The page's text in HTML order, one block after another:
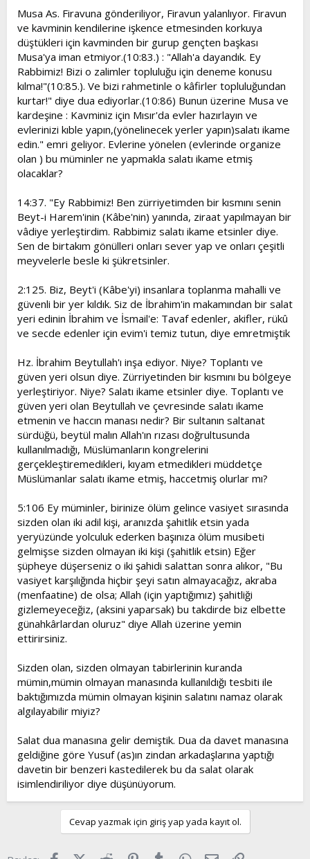
Musa As. Firavuna gönderiliyor, Firavun yalanlıyor. Firavun
ve kavminin kendilerine işkence etmesinden korkuya
düştükleri için kavminden bir gurup gençten başkası
Musa'ya iman etmiyor.(10:83.) : "Allah'a dayandık. Ey
Rabbimiz! Bizi o zalimler topluluğu için deneme konusu
kılma!"(10:85.). Ve bizi rahmetinle o kâfirler topluluğundan
kurtar!" diye dua ediyorlar.(10:86) Bunun üzerine Musa ve
kardeşine : Kavminiz için Mısır'da evler hazırlayın ve
evlerinizi kıble yapın,(yönelinecek yerler yapın)salatı ikame
edin." emri geliyor. Evlerine yönelen (evlerinde organize
olan ) bu müminler ne yapmakla salatı ikame etmiş
olacaklar?
14:37. "Ey Rabbimiz! Ben zürriyetimden bir kısmını senin
Beyt-i Harem'inin (Kâbe'nin) yanında, ziraat yapılmayan bir
vâdiye yerleştirdim. Rabbimiz salatı ikame etsinler diye.
Sen de birtakım gönülleri onları sever yap ve onları çeşitli
meyvelerle besle ki şükretsinler.
2:125. Biz, Beyt'i (Kâbe'yi) insanlara toplanma mahalli ve
güvenli bir yer kıldık. Siz de İbrahim'in makamından bir salat
yeri edinin İbrahim ve İsmail'e: Tavaf edenler, akifler, rükû
ve secde edenler için evim'i temiz tutun, diye emretmiştik
Hz. İbrahim Beytullah'ı inşa ediyor. Niye? Toplantı ve
güven yeri olsun diye. Zürriyetinden bir kısmını bu bölgeye
yerleştiriyor. Niye? Salatı ikame etsinler diye. Toplantı ve
güven yeri olan Beytullah ve çevresinde salatı ikame
etmenin ve haccın manası nedir? Bir sultanın saltanat
sürdüğü, beytül malın Allah'ın rızası doğrultusunda
kullanılmadığı, Müslümanların kongrelerini
gerçekleştiremedikleri, kıyam etmedikleri müddetçe
Müslümanlar salatı ikame etmiş, haccetmiş olurlar mı?
5:106 Ey müminler, birinize ölüm gelince vasiyet sırasında
sizden olan iki adil kişi, aranızda şahitlik etsin yada
yeryüzünde yolculuk ederken başınıza ölüm musibeti
gelmişse sizden olmayan iki kişi (şahitlik etsin) Eğer
şüpheye düşerseniz o iki şahidi salattan sonra alıkor, "Bu
vasiyet karşılığında hiçbir şeyi satın almayacağız, akraba
(menfaatine) de olsa; Allah (için yaptığımız) şahitliği
gizlemeyeceğiz, (aksini yaparsak) bu takdirde biz elbette
günahkârlardan oluruz" diye Allah üzerine yemin
ettirirsiniz.
Sizden olan, sizden olmayan tabirlerinin kuranda
mümin,mümin olmayan manasında kullanıldığı tesbiti ile
baktığımızda mümin olmayan kişinin salatını namaz olarak
algılayabilir miyiz?
Salat dua manasına gelir demiştik. Dua da davet manasına
geldiğine göre Yusuf (as)ın zindan arkadaşlarına yaptığı
davetin bir benzeri kastedilerek bu da salat olarak
isimlendiriliyor diye düşünüyorum.
Cevap yazmak için giriş yap yada kayıt ol.